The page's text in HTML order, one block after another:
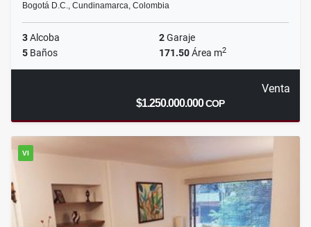
Bogotá D.C., Cundinamarca, Colombia
3Alcoba 2Garaje
5 Baños 171.50Área m2
Venta
$1.250.000.000COP
VI